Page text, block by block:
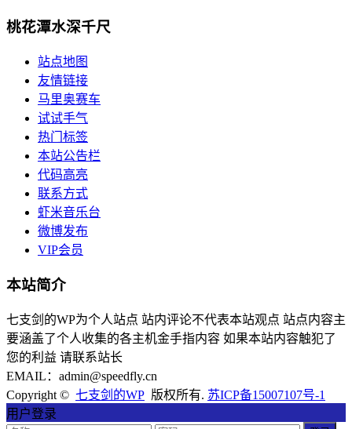
桃花潭水深千尺
站点地图
友情链接
马里奥赛车
试试手气
热门标签
本站公告栏
代码高亮
联系方式
虾米音乐台
微博发布
VIP会员
本站简介
七支剑的WP为个人站点 站内评论不代表本站观点 站点内容主
要涵盖了个人收集的各主机金手指内容 如果本站内容触犯了
您的利益 请联系站长
EMAIL：admin@speedfly.cn
Copyright © 七支剑的WP 版权所有. 苏ICP备15007107号-1
用户登录